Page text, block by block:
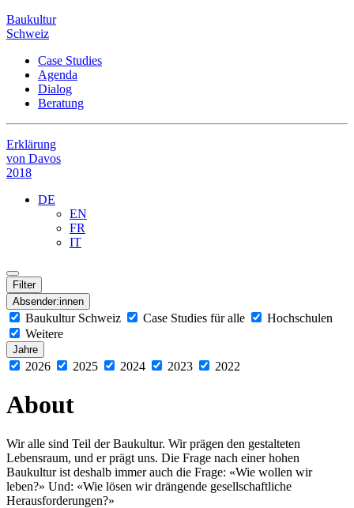
Baukultur
Schweiz
Case Studies
Agenda
Dialog
Beratung
Erklärung
von Davos
2018
DE
EN
FR
IT
Filter
Absender:innen
Baukultur Schweiz Case Studies für alle
Hochschulen
Weitere
Jahre
2026 2025 2024 2023 2022
About
Wir alle sind Teil der Baukultur. Wir prägen den gestalteten
Lebensraum, und er prägt uns. Die Frage nach einer hohen
Baukultur ist deshalb immer auch die Frage: «Wie wollen wir
leben?» Und: «Wie lösen wir drängende gesellschaftliche
Herausforderungen?»